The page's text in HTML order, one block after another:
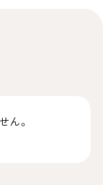
ん。